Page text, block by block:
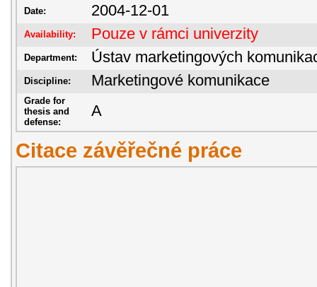
Date: 2004-12-01
Availability: Pouze v rámci univerzity
Department: Ústav marketingových
Discipline: Marketingové komunikace
Grade for
thesis and
defense:
A
Citace závěřečné práce